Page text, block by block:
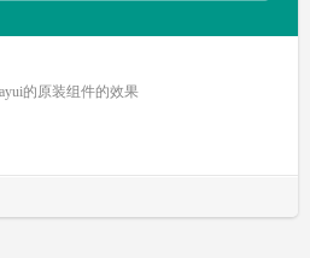
的原装组件的效果